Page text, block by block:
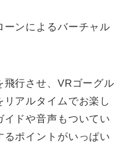
ンによるバーチャル
行させ、VRゴーグル
アルタイムでお楽し
ドや音声もついてい
ポイントがいっぱい